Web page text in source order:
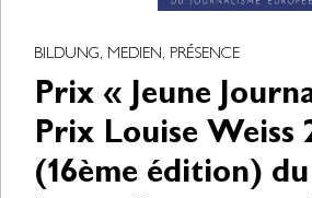
BILDUNG, MEDIEN, PRÉSENCE
Prix « Jeune
Prix Louise Weiss
(16ème édition) du